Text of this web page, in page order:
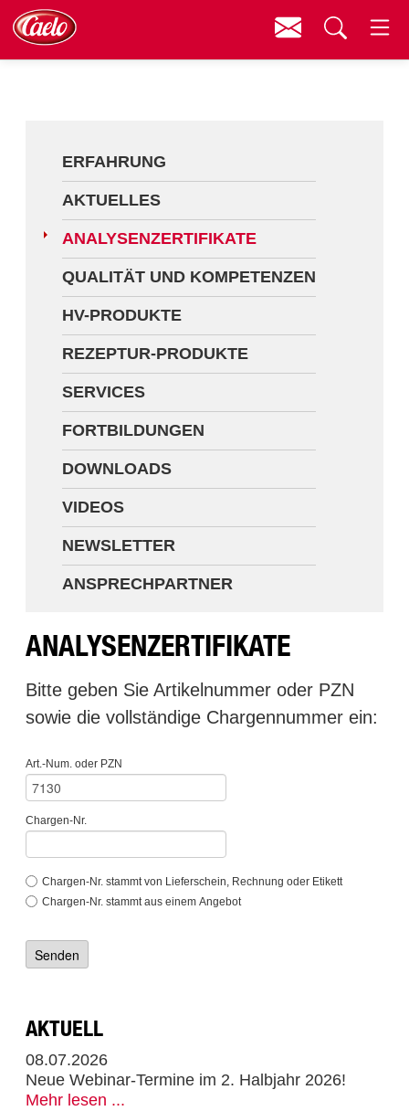
Qualität und Kompetenzen
HV-Produkte
Rezeptur-Produkte
Services
Fortbildungen
Videos
Newsletter
Ansprechpartner
ERFAHRUNG
AKTUELLES
ANALYSENZERTIFIKATE
QUALITÄT UND KOMPETENZEN
HV-PRODUKTE
REZEPTUR-PRODUKTE
SERVICES
FORTBILDUNGEN
DOWNLOADS
VIDEOS
NEWSLETTER
ANSPRECHPARTNER
ANALYSENZERTIFIKATE
Bitte geben Sie Artikelnummer oder PZN
sowie die vollständige Chargennummer ein:
Art.-Num. oder PZN
Chargen-Nr.
Chargen-Nr. stammt von Lieferschein, Rechnung oder Etikett
Chargen-Nr. stammt aus einem Angebot
AKTUELL
08.07.2026
Neue Webinar-Termine im 2. Halbjahr 2026!
Mehr lesen ...